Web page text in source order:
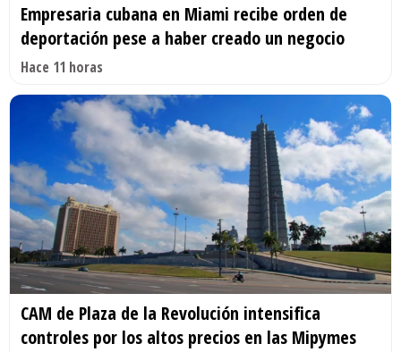
Empresaria cubana en Miami recibe orden de
deportación pese a haber creado un negocio
Hace 11 horas
CAM de Plaza de la Revolución intensifica
controles por los altos precios en las Mipymes